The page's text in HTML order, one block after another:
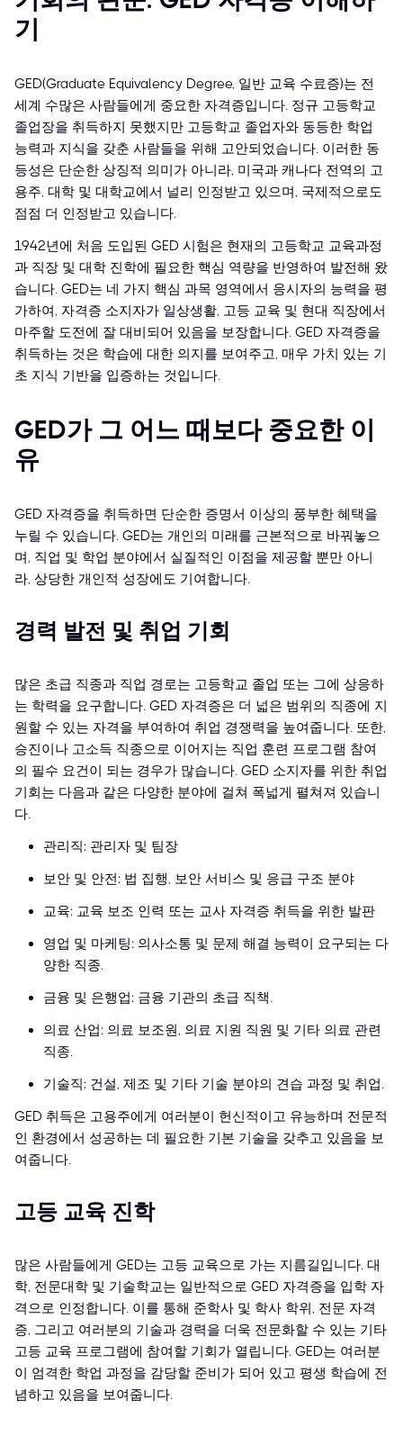
기
GED(Graduate Equivalency Degree, 일반 교육 수료증)는 전
세계 수많은 사람들에게 중요한 자격증입니다. 정규 고등학교
졸업장을 취득하지 못했지만 고등학교 졸업자와 동등한 학업
능력과 지식을 갖춘 사람들을 위해 고안되었습니다. 이러한 동
등성은 단순한 상징적 의미가 아니라, 미국과 캐나다 전역의 고
용주, 대학 및 대학교에서 널리 인정받고 있으며, 국제적으로도
점점 더 인정받고 있습니다.
1942년에 처음 도입된 GED 시험은 현재의 고등학교 교육과정
과 직장 및 대학 진학에 필요한 핵심 역량을 반영하여 발전해 왔
습니다. GED는 네 가지 핵심 과목 영역에서 응시자의 능력을 평
가하여, 자격증 소지자가 일상생활, 고등 교육 및 현대 직장에서
마주할 도전에 잘 대비되어 있음을 보장합니다. GED 자격증을
취득하는 것은 학습에 대한 의지를 보여주고, 매우 가치 있는 기
초 지식 기반을 입증하는 것입니다.
GED가 그 어느 때보다 중요한 이
유
GED 자격증을 취득하면 단순한 증명서 이상의 풍부한 혜택을
누릴 수 있습니다. GED는 개인의 미래를 근본적으로 바꿔놓으
며, 직업 및 학업 분야에서 실질적인 이점을 제공할 뿐만 아니
라, 상당한 개인적 성장에도 기여합니다.
경력 발전 및 취업 기회
많은 초급 직종과 직업 경로는 고등학교 졸업 또는 그에 상응하
는 학력을 요구합니다. GED 자격증은 더 넓은 범위의 직종에 지
원할 수 있는 자격을 부여하여 취업 경쟁력을 높여줍니다. 또한,
승진이나 고소득 직종으로 이어지는 직업 훈련 프로그램 참여
의 필수 요건이 되는 경우가 많습니다. GED 소지자를 위한 취업
기회는 다음과 같은 다양한 분야에 걸쳐 폭넓게 펼쳐져 있습니
다.
관리직: 관리자 및 팀장
보안 및 안전: 법 집행, 보안 서비스 및 응급 구조 분야
교육: 교육 보조 인력 또는 교사 자격증 취득을 위한 발판
영업 및 마케팅: 의사소통 및 문제 해결 능력이 요구되는 다
양한 직종.
금융 및 은행업: 금융 기관의 초급 직책.
의료 산업: 의료 보조원, 의료 지원 직원 및 기타 의료 관련
직종.
기술직: 건설, 제조 및 기타 기술 분야의 견습 과정 및 취업.
GED 취득은 고용주에게 여러분이 헌신적이고 유능하며 전문적
인 환경에서 성공하는 데 필요한 기본 기술을 갖추고 있음을 보
여줍니다.
고등 교육 진학
많은 사람들에게 GED는 고등 교육으로 가는 지름길입니다. 대
학, 전문대학 및 기술학교는 일반적으로 GED 자격증을 입학 자
격으로 인정합니다. 이를 통해 준학사 및 학사 학위, 전문 자격
증, 그리고 여러분의 기술과 경력을 더욱 전문화할 수 있는 기타
고등 교육 프로그램에 참여할 기회가 열립니다. GED는 여러분
이 엄격한 학업 과정을 감당할 준비가 되어 있고 평생 학습에 전
념하고 있음을 보여줍니다.